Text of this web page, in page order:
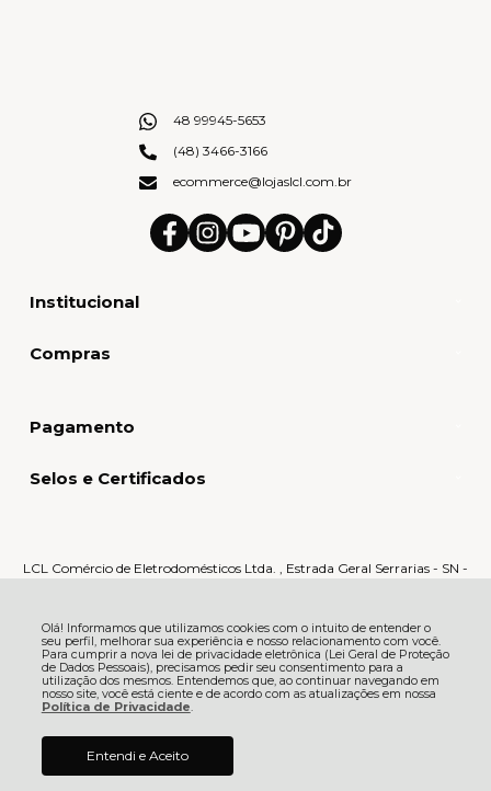
Olá! Informamos que utilizamos cookies com o intuito de entender o
seu perfil, melhorar sua experiência e nosso relacionamento com você.
Para cumprir a nova lei de privacidade eletrônica (Lei Geral de Proteção
de Dados Pessoais), precisamos pedir seu consentimento para a
utilização dos mesmos. Entendemos que, ao continuar navegando em
nosso site, você está ciente e de acordo com as atualizações em nossa
Política de Privacidade.
Entendi e Aceito
Institucional
Compras
48 99945-5653
(48) 3466-3166
ecommerce@lojaslcl.com.br
Pagamento
Selos e Certificados
LCL Comércio de Eletrodomésticos Ltda. , Estrada Geral Serrarias - SN -
Serrarias - 88870-000 - Orleans - SC